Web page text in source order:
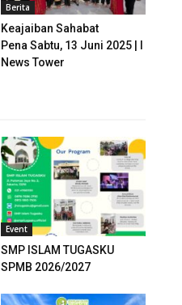
Berita
Keajaiban Sahabat
Pena Sabtu, 13 Juni 2025 | I
News Tower
Event
SMP ISLAM TUGASKU
SPMB 2026/2027